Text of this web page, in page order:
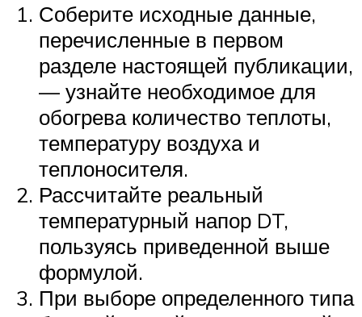
Соберите исходные данные,
перечисленные в первом
разделе настоящей публикации,
— узнайте необходимое для
обогрева количество теплоты,
температуру воздуха и
теплоносителя.
Рассчитайте реальный
температурный напор DT,
пользуясь приведенной выше
формулой.
При выборе определенного типа